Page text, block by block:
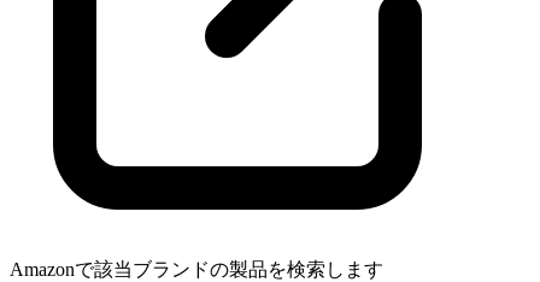
Amazonで該当ブランドの製品を検索します